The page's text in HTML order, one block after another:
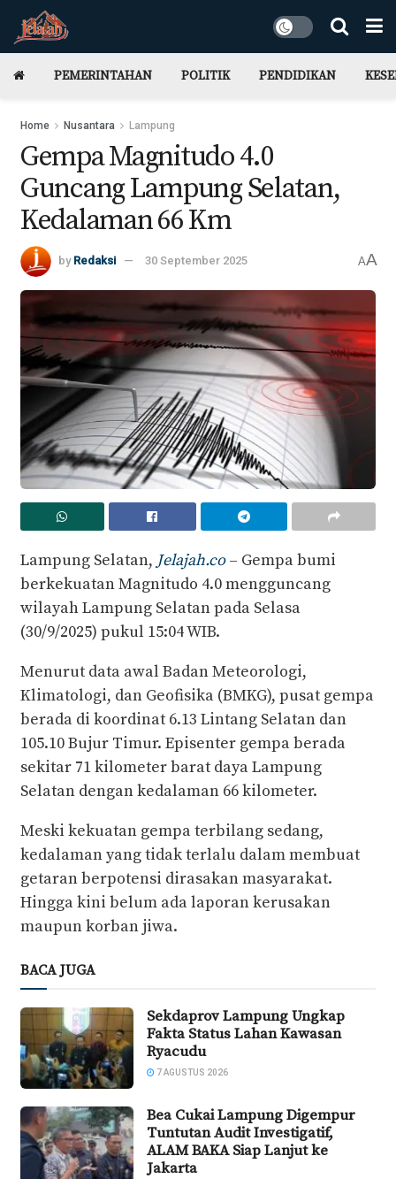
PEMERINTAHAN POLITIK PENDIDIKAN
Home Nusantara Lampung
Gempa Magnitudo 4.0
Guncang Lampung Selatan,
Kedalaman 66 Km
by Redaksi 30 September 2025 AA
Lampung Selatan, Jelajah.co– Gempa bumi
berkekuatan Magnitudo 4.0 mengguncang
wilayah Lampung Selatan pada Selasa
(30/9/2025) pukul 15:04 WIB.
Menurut data awal Badan Meteorologi,
Klimatologi, dan Geofisika (BMKG), pusat gempa
berada di koordinat 6.13 Lintang Selatan dan
105.10 Bujur Timur. Episenter gempa berada
sekitar 71 kilometer barat daya Lampung
Selatan dengan kedalaman 66 kilometer.
Meski kekuatan gempa terbilang sedang,
kedalaman yang tidak terlalu dalam membuat
getaran berpotensi dirasakan masyarakat.
Hingga kini belum ada laporan kerusakan
maupun korban jiwa.
BACA JUGA
Sekdaprov Lampung Ungkap
Fakta Status Lahan Kawasan
Ryacudu
7 AGUSTUS 2026
Bea Cukai Lampung Digempur
Tuntutan Audit Investigatif,
ALAM BAKA Siap Lanjut ke
Jakarta